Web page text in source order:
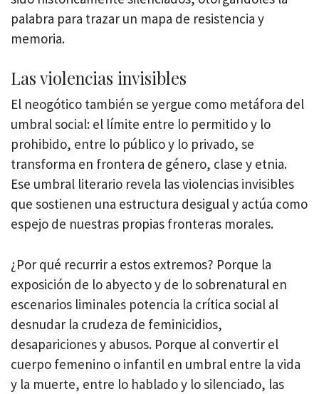
palabra para trazar un mapa de resistencia y
memoria.
Las violencias invisibles
El neogótico también se yergue como metáfora del
umbral social: el límite entre lo permitido y lo
prohibido, entre lo público y lo privado, se
transforma en frontera de género, clase y etnia.
Ese umbral literario revela las violencias invisibles
que sostienen una estructura desigual y actúa como
espejo de nuestras propias fronteras morales.
¿Por qué recurrir a estos extremos? Porque la
exposición de lo abyecto y de lo sobrenatural en
escenarios liminales potencia la crítica social al
desnudar la crudeza de feminicidios,
desapariciones y abusos. Porque al convertir el
cuerpo femenino o infantil en umbral entre la vida
y la muerte, entre lo hablado y lo silenciado, las